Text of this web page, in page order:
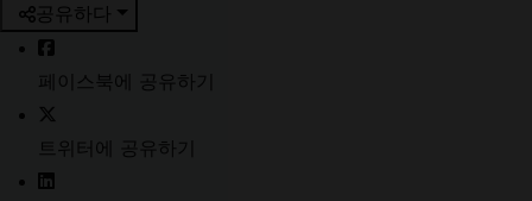
공유하다
페이스북에 공유하기
트위터에 공유하기